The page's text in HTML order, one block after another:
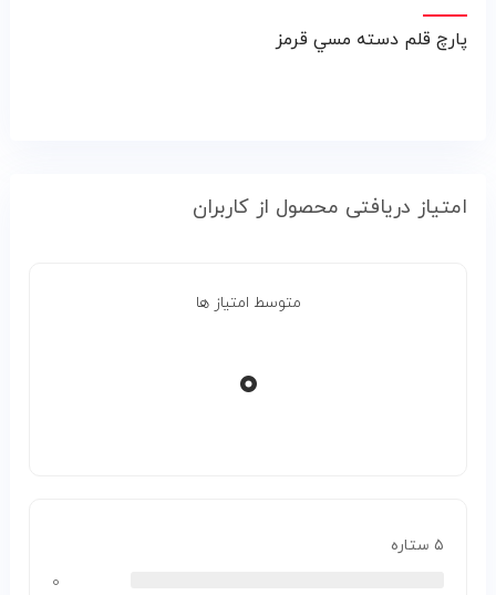
پارچ قلم دسته مسي قرمز
امتیاز دریافتی محصول از کاربران
متوسط امتیاز ها
۰
۵ ستاره
۰